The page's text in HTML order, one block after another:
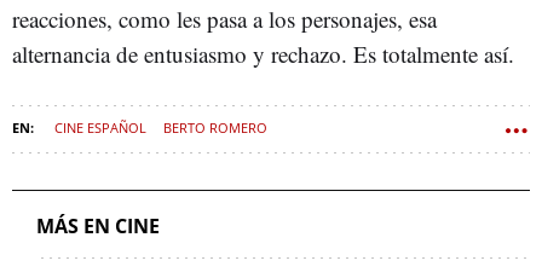
reacciones, como les pasa a los personajes, esa
alternancia de entusiasmo y rechazo. Es totalmente así.
CINE ESPAÑOL BERTO ROMERO
MÁS EN CINE